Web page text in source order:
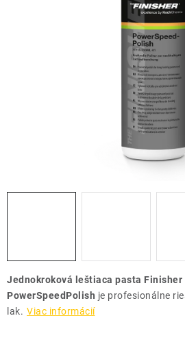
+421 918 725 111
Sledovanie
Jednokroková leštiaca pasta Finisher
PowerSpeedPolish je profesionálne
lak. Viac informácií